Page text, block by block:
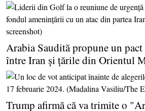
Arabia Saudită propune un pact
între Iran şi ţările din Orientul
Trump afirmă că va trimite o